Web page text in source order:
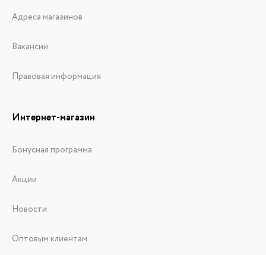
Адреса магазинов
Вакансии
Правовая информация
Интернет-магазин
Бонусная программа
Акции
Новости
Оптовым клиентам